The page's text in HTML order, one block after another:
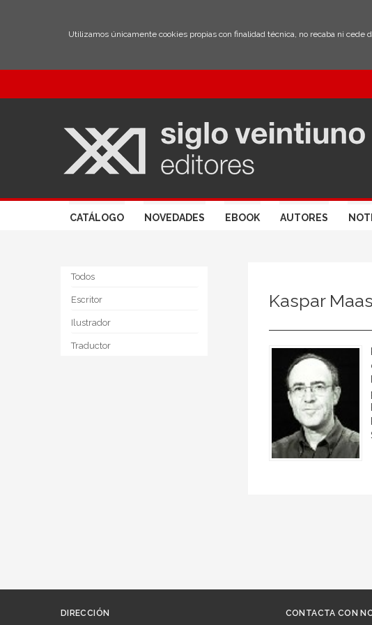
Utilizamos únicamente cookies propias con finalidad técnica, no recaba ni
CATÁLOGO NOVEDADES EBOOK AUTORES
Todos
Escritor
Ilustrador
Traductor
Kaspar
DIRECCIÓN CONTACTA CON